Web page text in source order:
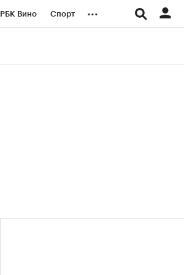
РБК Вино Спорт ...